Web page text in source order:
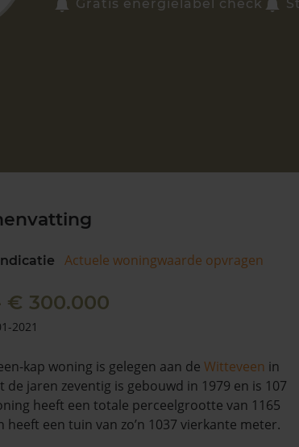
Gratis energielabel check
Actuele woningwaarde opvragen
€ 300.000
2021
kap woning is gelegen aan de Witteveen in
de jaren zeventig is gebouwd in 1979 en is 107
heeft een totale perceelgrootte van 1165
een tuin van zo’n 1037 vierkante meter.